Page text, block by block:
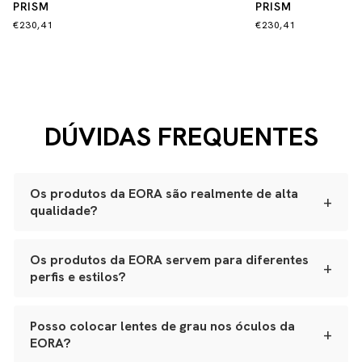
PRISM
€230,41
PRISM
€230,41
DÚVIDAS FREQUENTES
Os produtos da EORA são realmente de alta
qualidade?
+
artesanalmente em ateliês especializados.
Óculos:acetato Mazzucchelli italiano, lentes ZEISS
Bolsas e leather goods:couro natural selecionado,
estrutura reforçada e metais de alta qualidade.
Os produtos da EORA servem para diferentes
perfis e estilos?
+
rosto, e nossos leather goods possuem tamanhos
versáteis, da bolsa de festa ao porta-joias de viagem.
Posso colocar lentes de grau nos óculos da
EORA?
+